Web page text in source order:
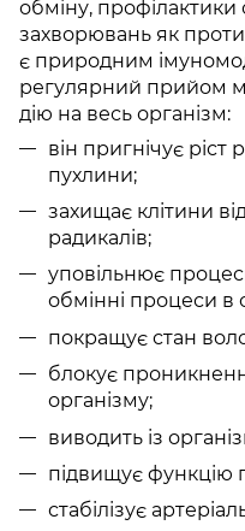
обміну,
захворювань як
є природним
регулярний прийом
дію на весь організм:
він пригнічує ріст
пухлини;
захищає клітини
радикалів;
уповільнює
обмінні процеси в
покращує стан
блокує
організму;
виводить із
підвищує функцію
стабілізує